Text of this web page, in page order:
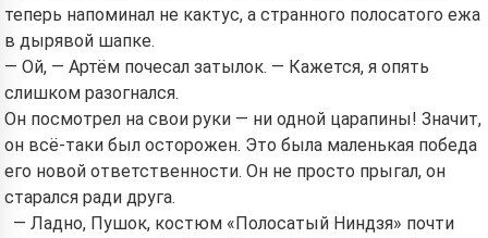
теперь напоминал не кактус, а странного полосатого ежа
в дырявой шапке.
— Ой, — Артём почесал затылок. — Кажется, я опять
слишком разогнался.
Он посмотрел на свои руки — ни одной царапины! Значит,
он всё-таки был осторожен. Это была маленькая победа
его новой ответственности. Он не просто прыгал, он
старался ради друга.
— Ладно, Пушок, костюм «Полосатый Ниндзя» почти
your kids 🌟
Read a story
By starting to use the service, you accept:
Service,Privacy Policy,Refund Policy